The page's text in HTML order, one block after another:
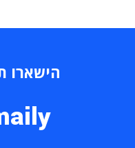
הישארו